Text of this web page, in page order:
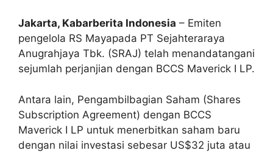
Jakarta, Kabarberita Indonesia – Emiten
pengelola RS Mayapada PT Sejahteraraya
Anugrahjaya Tbk. (SRAJ) telah menandatangani
sejumlah perjanjian dengan BCCS Maverick I LP.
Antara lain, Pengambilbagian Saham (Shares
Subscription Agreement) dengan BCCS
Maverick I LP untuk menerbitkan saham baru
dengan nilai investasi sebesar US$32 juta atau